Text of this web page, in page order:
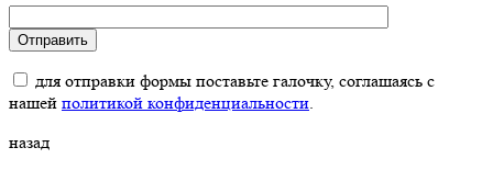
для отправки формы поставьте галочку, соглашаясь с
нашей политикой конфиденциальности.
назад